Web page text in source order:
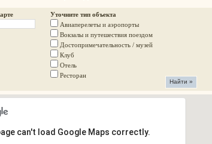
Уточните тип объекта
Авиаперелеты и аэропорты
Вокзалы и путешествия поездом
Достопримечательность / музей
Клуб
Отель
Ресторан
can't load Google Maps correctly.